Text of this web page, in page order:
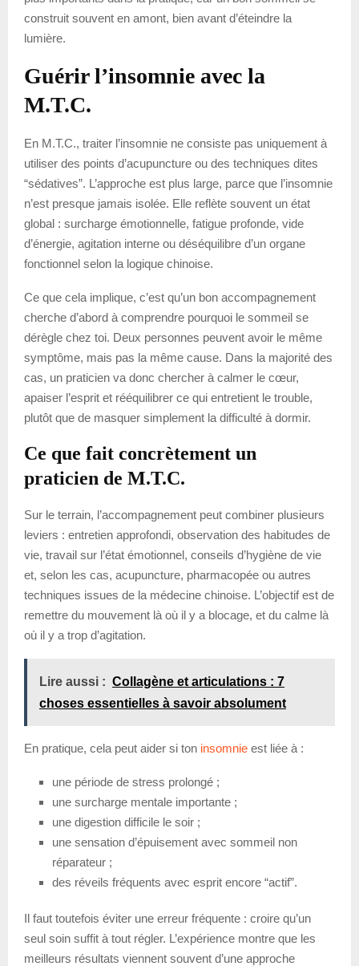
construit souvent en amont, bien avant d’éteindre la
lumière.
Guérir l’insomnie avec la
M.T.C.
En M.T.C., traiter l’insomnie ne consiste pas uniquement à
utiliser des points d’acupuncture ou des techniques dites
“sédatives”. L’approche est plus large, parce que l’insomnie
n’est presque jamais isolée. Elle reflète souvent un état
global : surcharge émotionnelle, fatigue profonde, vide
d’énergie, agitation interne ou déséquilibre d’un organe
fonctionnel selon la logique chinoise.
Ce que cela implique, c’est qu’un bon accompagnement
cherche d’abord à comprendre pourquoi le sommeil se
dérègle chez toi. Deux personnes peuvent avoir le même
symptôme, mais pas la même cause. Dans la majorité des
cas, un praticien va donc chercher à calmer le cœur,
apaiser l’esprit et rééquilibrer ce qui entretient le trouble,
plutôt que de masquer simplement la difficulté à dormir.
Ce que fait concrètement un
praticien de M.T.C.
Sur le terrain, l’accompagnement peut combiner plusieurs
leviers : entretien approfondi, observation des habitudes de
vie, travail sur l’état émotionnel, conseils d’hygiène de vie
et, selon les cas, acupuncture, pharmacopée ou autres
techniques issues de la médecine chinoise. L’objectif est de
remettre du mouvement là où il y a blocage, et du calme là
où il y a trop d’agitation.
Lire aussi : Collagène et articulations : 7
choses essentielles à savoir absolument
En pratique, cela peut aider si ton insomnie est liée à :
une période de stress prolongé ;
une surcharge mentale importante ;
une digestion difficile le soir ;
une sensation d’épuisement avec sommeil non
réparateur ;
des réveils fréquents avec esprit encore “actif”.
Il faut toutefois éviter une erreur fréquente : croire qu’un
seul soin suffit à tout régler. L’expérience montre que les
meilleurs résultats viennent souvent d’une approche